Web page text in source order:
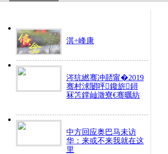
淇÷峰康
涔犺繎骞冲嚭甯�2019
骞村浗闄呯鑱旂鐞
冧笘鐣屾澂寮€骞曞紡
中方回应奥巴马未访
华：来或不来我就在这
里